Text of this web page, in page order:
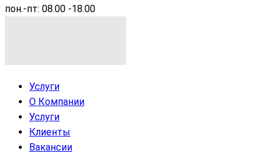
пон.-пт: 08.00 -18.00
Услуги
О Компании
Услуги
Клиенты
Вакансии